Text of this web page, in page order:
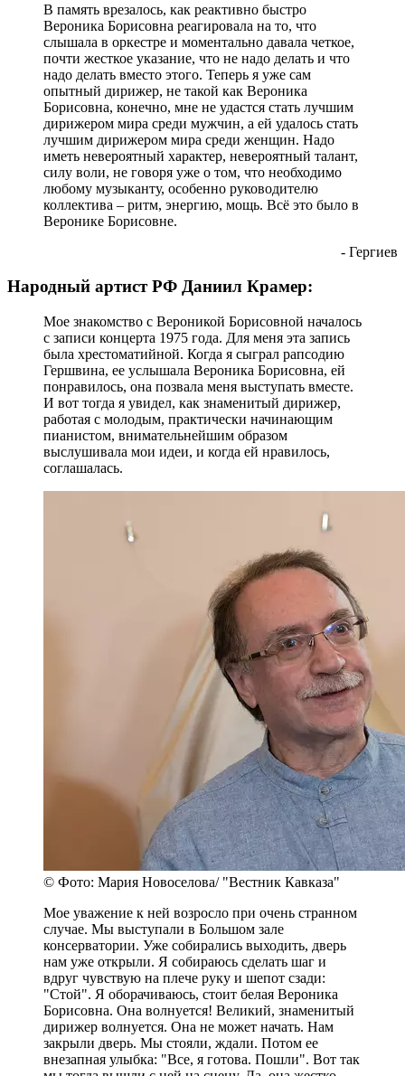
В память врезалось, как реактивно быстро
Вероника Борисовна реагировала на то, что
слышала в оркестре и моментально давала четкое,
почти жесткое указание, что не надо делать и что
надо делать вместо этого. Теперь я уже сам
опытный дирижер, не такой как Вероника
Борисовна, конечно, мне не удастся стать лучшим
дирижером мира среди мужчин, а ей удалось стать
лучшим дирижером мира среди женщин. Надо
иметь невероятный характер, невероятный талант,
силу воли, не говоря уже о том, что необходимо
любому музыканту, особенно руководителю
коллектива – ритм, энергию, мощь. Всё это было в
Веронике Борисовне.
- Гергиев
Народный артист РФ Даниил Крамер:
Мое знакомство с Вероникой Борисовной началось
с записи концерта 1975 года. Для меня эта запись
была хрестоматийной. Когда я сыграл рапсодию
Гершвина, ее услышала Вероника Борисовна, ей
понравилось, она позвала меня выступать вместе.
И вот тогда я увидел, как знаменитый дирижер,
работая с молодым, практически начинающим
пианистом, внимательнейшим образом
выслушивала мои идеи, и когда ей нравилось,
соглашалась.
© Фото: Мария Новоселова/ "Вестник Кавказа"
Мое уважение к ней возросло при очень странном
случае. Мы выступали в Большом зале
консерватории. Уже собирались выходить, дверь
нам уже открыли. Я собираюсь сделать шаг и
вдруг чувствую на плече руку и шепот сзади:
"Стой". Я оборачиваюсь, стоит белая Вероника
Борисовна. Она волнуется! Великий, знаменитый
дирижер волнуется. Она не может начать. Нам
закрыли дверь. Мы стояли, ждали. Потом ее
внезапная улыбка: "Все, я готова. Пошли". Вот так